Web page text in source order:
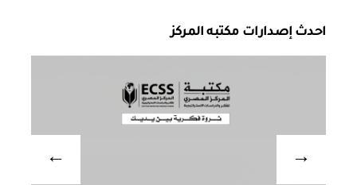
احدث إصدارات مكتبه المركز